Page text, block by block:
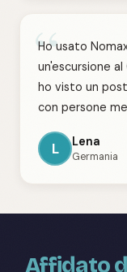
“
Ho usato
un'escursione
ho visto un
con persone
L Lena
Germania
Affidato